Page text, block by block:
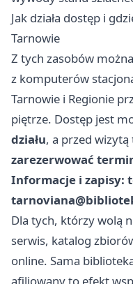
Jak działa dostęp i
Tarnowie
Z tych zasobów
z komputerów
Tarnowie i Regionie
piętrze. Dostęp jest
działu, a przed wizytą
zarezerwować
Informacje i zapisy:
Dla tych, którzy wolą
serwis, katalog
online. Sama